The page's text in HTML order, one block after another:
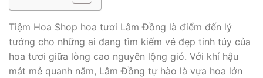
Tiệm Hoa Shop hoa tươi Lâm Đồng là điểm đến lý
tưởng cho những ai đang tìm kiếm vẻ đẹp tinh túy của
hoa tươi giữa lòng cao nguyên lộng gió. Với khí hậu
mát mẻ quanh năm, Lâm Đồng tự hào là vựa hoa lớn